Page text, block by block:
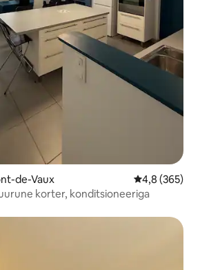
de-Vaux Keskmine
4,8 (365)
korter, konditsioneeriga